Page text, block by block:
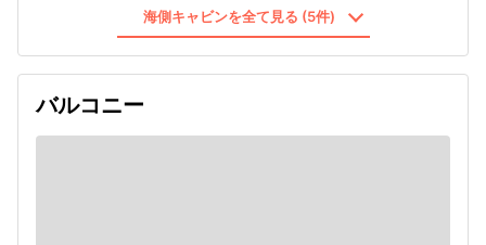
海側キャビンを全て見る (5件)
バルコニー